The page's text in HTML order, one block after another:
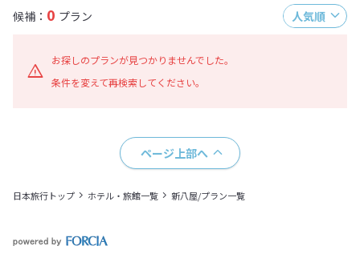
候補： 0 プラン 人気順
お探しのプランが見つかりませんでした。
条件を変えて再検索してください。
ページ上部へ
日本旅行トップ ホテル・旅館一覧 新八屋/プラン一覧